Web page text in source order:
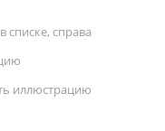
списке, справа
иллюстрацию